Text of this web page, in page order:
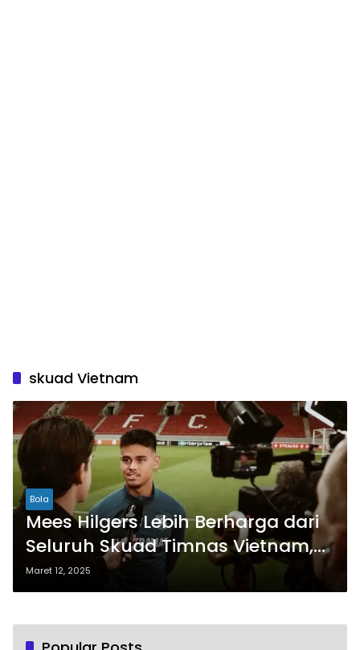
skuad Vietnam
Bola
Mees Hilgers Lebih Berharga dari
Seluruh Skuad Timnas Vietnam,
Bukti Kualitas Pemain Indonesia
di Eropa
Maret 12, 2025